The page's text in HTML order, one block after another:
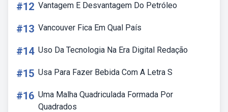
#12 Vantagem E Desvantagem Do Petróleo
#13 Vancouver Fica Em Qual País
#14 Uso Da Tecnologia Na Era Digital Redação
#15 Usa Para Fazer Bebida Com A Letra S
#16 Uma Malha Quadriculada Formada Por
Quadrados